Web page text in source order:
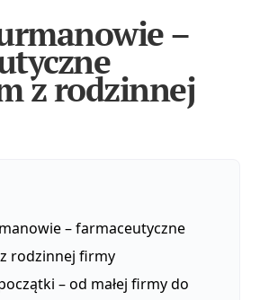
–
z rodzinnej
– farmaceutyczne
rodzinnej firmy
– od małej firmy do